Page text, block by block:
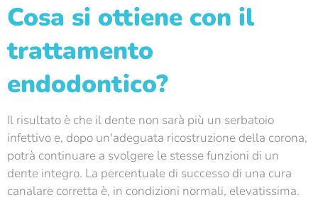
Cosa si ottiene con il
trattamento
endodontico?
Il risultato è che il dente non sarà più un serbatoio
infettivo e, dopo un'adeguata ricostruzione della corona,
potrà continuare a svolgere le stesse funzioni di un
dente integro. La percentuale di successo di una cura
canalare corretta è, in condizioni normali, elevatissima.